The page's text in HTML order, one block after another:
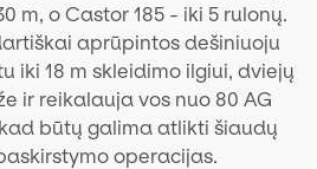
m, o Castor 185 - iki 5 rulonų.
aprūpintos dešiniuoju
iki 18 m skleidimo ilgiui, dviejų
ir reikalauja vos nuo 80 AG
būtų galima atlikti šiaudų
operacijas.